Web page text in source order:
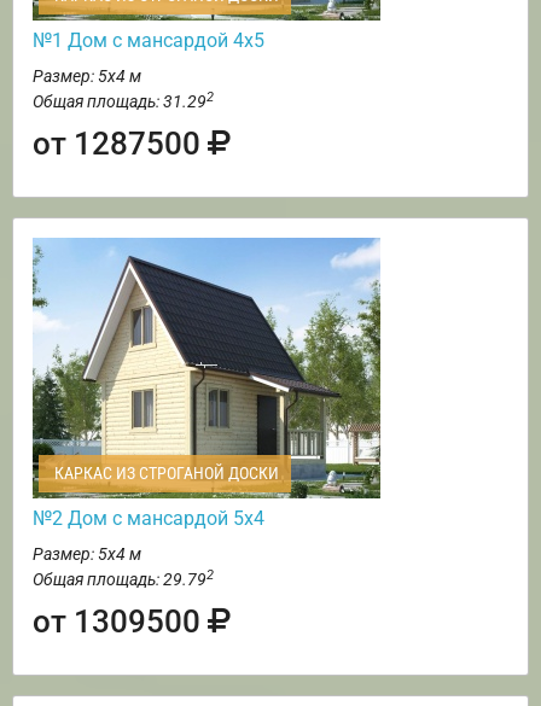
№1 Дом с мансардой 4х5
Размер: 5х4 м
Общая площадь: 31.292
от 1287500
КАРКАС ИЗ СТРОГАНОЙ ДОСКИ
№2 Дом с мансардой 5х4
Размер: 5х4 м
Общая площадь: 29.792
от 1309500